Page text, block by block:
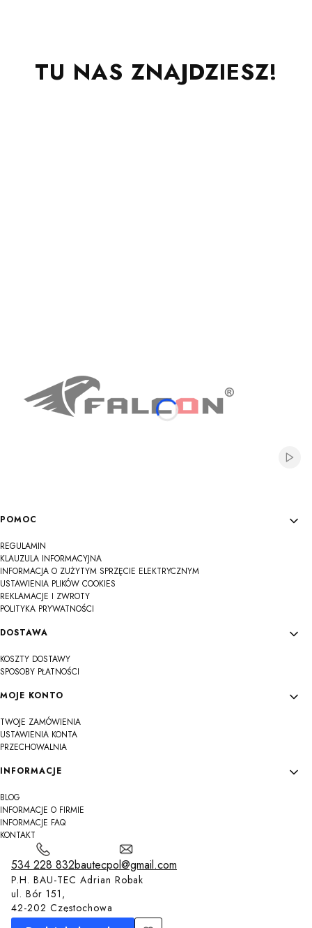
TU NAS ZNAJDZIESZ!
Linki w stopce
POMOC
REGULAMIN
KLAUZULA INFORMACYJNA
INFORMACJA O ZUŻYTYM SPRZĘCIE ELEKTRYCZNYM
USTAWIENIA PLIKÓW COOKIES
REKLAMACJE I ZWROTY
POLITYKA PRYWATNOŚCI
DOSTAWA
KOSZTY DOSTAWY
SPOSOBY PŁATNOŚCI
MOJE KONTO
TWOJE ZAMÓWIENIA
USTAWIENIA KONTA
PRZECHOWALNIA
INFORMACJE
BLOG
INFORMACJE O FIRMIE
INFORMACJE FAQ
KONTAKT
534 228 832bautecpol@gmail.com
P.H. BAU-TEC Adrian Robak
ul. Bór 151,
42-202 Częstochowa